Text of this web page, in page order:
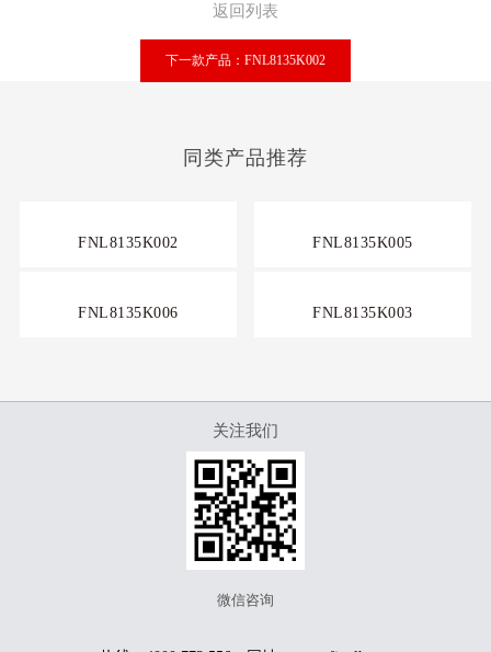
返回列表
下一款产品：FNL8135K002
同类产品推荐
FNL8135K002 FNL8135K005
FNL8135K006 FNL8135K003
关注我们
微信咨询